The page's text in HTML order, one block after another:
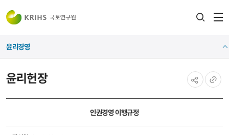
윤리헌장
윤리경영
인권경영 이행규정